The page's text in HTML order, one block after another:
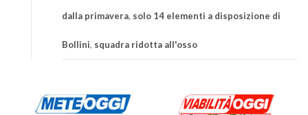
dalla primavera, solo 14 elementi a disposizione di
Bollini, squadra ridotta all'osso